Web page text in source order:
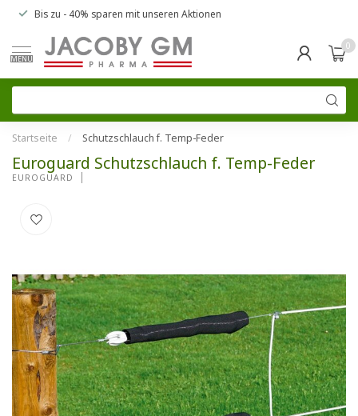
Bis zu - 40% sparen mit unseren Aktionen
MENU
0
Startseite / Schutzschlauch f. Temp-Feder
Euroguard Schutzschlauch f. Temp-Feder
EUROGUARD